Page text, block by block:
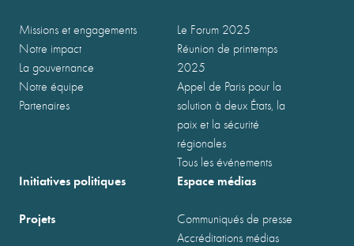
Missions et engagements
Notre impact
La gouvernance
Notre équipe
Partenaires
Le Forum 2025
Réunion de printemps
2025
Appel de Paris pour la
solution à deux États, la
paix et la sécurité
régionales
Tous les événements
Initiatives politiques
Projets
Espace médias
Communiqués de presse
Accréditations médias